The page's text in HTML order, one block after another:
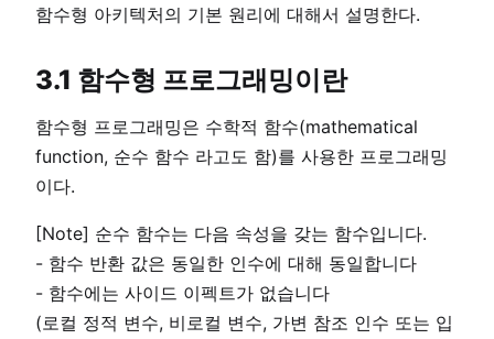
함수형 아키텍처의 기본 원리에 대해서 설명한다.
3.1 함수형 프로그래밍이란
함수형 프로그래밍은 수학적 함수(mathematical
function, 순수 함수 라고도 함)를 사용한 프로그래밍
이다.
[Note] 순수 함수는 다음 속성을 갖는 함수입니다.
- 함수 반환 값은 동일한 인수에 대해 동일합니다
- 함수에는 사이드 이펙트가 없습니다
(로컬 정적 변수, 비로컬 변수, 가변 참조 인수 또는 입